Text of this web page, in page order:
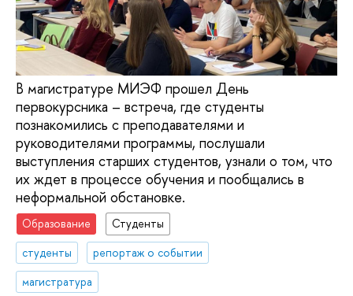
В магистратуре МИЭФ прошел День
первокурсника – встреча, где студенты
познакомились с преподавателями и
руководителями программы, послушали
выступления старших студентов, узнали о том, что
их ждет в процессе обучения и пообщались в
неформальной обстановке.
Образование
Студенты
студенты
репортаж о событии
магистратура